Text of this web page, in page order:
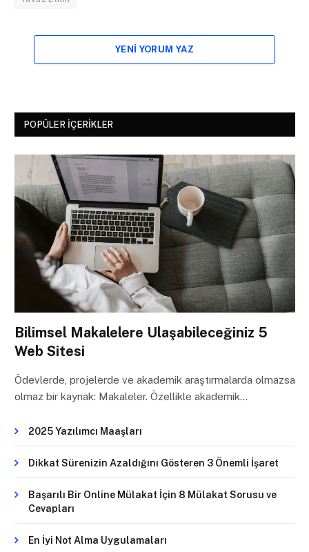
YENI YORUM YAZ
POPÜLER İÇERIKLER
Bilimsel Makalelere Ulaşabileceğiniz 5
Web Sitesi
Ödevlerde, projelerde ve akademik araştırmalarda olmazsa
olmaz bir kaynak: Makaleler. Özellikle akademik…
2025 Yazılımcı Maaşları
Dikkat Sürenizin Azaldığını Gösteren 3 Önemli İşaret
Başarılı Bir Online Mülakat İçin 8 Mülakat Sorusu ve
Cevapları
En İyi Not Alma Uygulamaları